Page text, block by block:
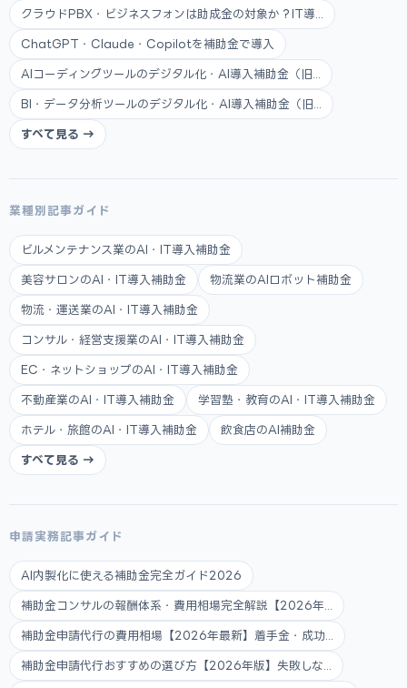
クラウドPBX・ビジネスフォンは助成金の対象か？IT導...
ChatGPT・Claude・Copilotを補助金で導入
AIコーディングツールのデジタル化・AI導入補助金（旧...
BI・データ分析ツールのデジタル化・AI導入補助金（旧...
すべて見る →
業種別記事ガイド
ビルメンテナンス業のAI・IT導入補助金
美容サロンのAI・IT導入補助金 物流業のAIロボット補助金
物流・運送業のAI・IT導入補助金
コンサル・経営支援業のAI・IT導入補助金
EC・ネットショップのAI・IT導入補助金
不動産業のAI・IT導入補助金 学習塾・教育のAI・IT導入補助金
ホテル・旅館のAI・IT導入補助金 飲食店のAI補助金
すべて見る →
申請実務記事ガイド
AI内製化に使える補助金完全ガイド2026
補助金コンサルの報酬体系・費用相場完全解説【2026年...
補助金申請代行の費用相場【2026年最新】着手金・成功...
補助金申請代行おすすめの選び方【2026年版】失敗しな...